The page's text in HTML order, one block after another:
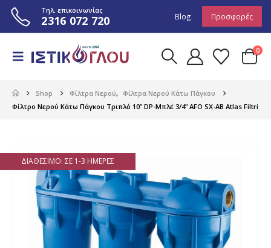
Τηλ. επικοινωνίας
2316 072 720 Blog Προσφορές
0
Shop Φίλτρα Νερού, Φίλτρα Νερού Κάτω Πάγκου
Φίλτρο Νερού Κάτω Πάγκου Τριπλό 10” DP-Μπλέ 3/4” AFO SX-AB Atlas Filtri
ΔΙΑΘΈΣΙΜΟ: ΣΕ 1-3 ΗΜΈΡΕΣ